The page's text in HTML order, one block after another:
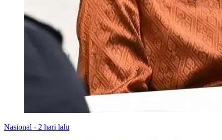
Nasional · 2 hari lalu